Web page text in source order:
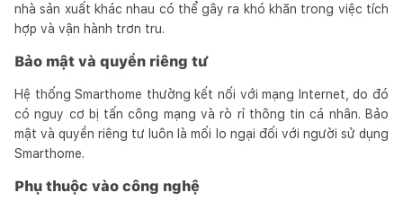
nhà sản xuất khác nhau có thể gây ra khó khăn trong việc tích
hợp và vận hành trơn tru.
Bảo mật và quyền riêng tư
Hệ thống Smarthome thường kết nối với mạng Internet, do đó
có nguy cơ bị tấn công mạng và rò rỉ thông tin cá nhân. Bảo
mật và quyền riêng tư luôn là mối lo ngại đối với người sử dụng
Smarthome.
Phụ thuộc vào công nghệ